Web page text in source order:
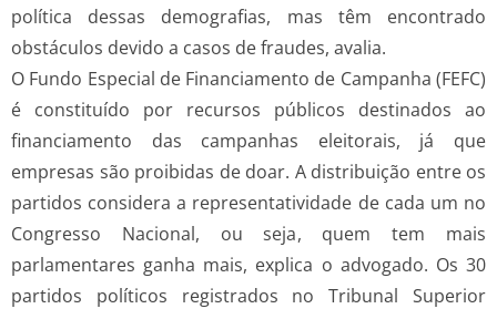
política dessas demografias, mas têm encontrado
obstáculos devido a casos de fraudes, avalia.
O Fundo Especial de Financiamento de Campanha (FEFC)
é constituído por recursos públicos destinados ao
financiamento das campanhas eleitorais, já que
empresas são proibidas de doar. A distribuição entre os
partidos considera a representatividade de cada um no
Congresso Nacional, ou seja, quem tem mais
parlamentares ganha mais, explica o advogado. Os 30
partidos políticos registrados no Tribunal Superior